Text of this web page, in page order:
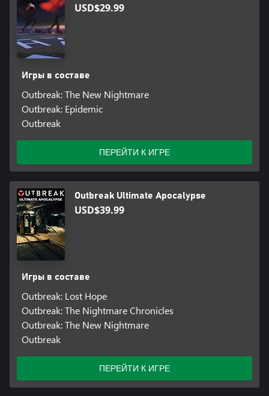
USD$29.99
Игры в составе
Outbreak: The New Nightmare
Outbreak: Epidemic
Outbreak
ПЕРЕЙТИ К ИГРЕ
Outbreak Ultimate Apocalypse
USD$39.99
Игры в составе
Outbreak: Lost Hope
Outbreak: The Nightmare Chronicles
Outbreak: The New Nightmare
Outbreak
ПЕРЕЙТИ К ИГРЕ